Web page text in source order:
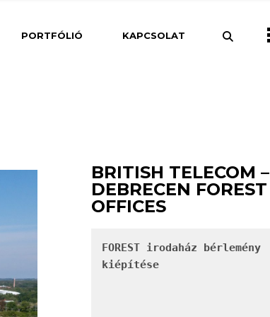
PORTFÓLIÓ
Középületek
KAPCSOLAT
Belsőépítészet
BRITISH TELECOM –
DEBRECEN FOREST
OFFICES
FOREST irodaház bérlemény
kiépítése